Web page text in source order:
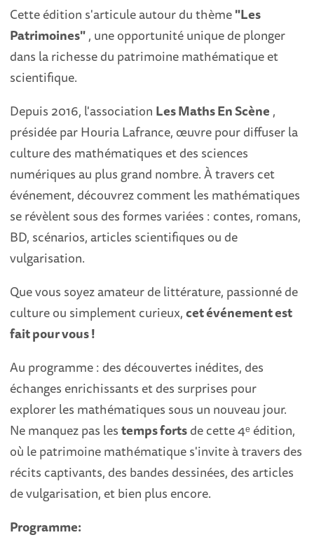
Cette édition s'articule autour du thème"Les
Patrimoines", une opportunité unique de plonger
dans la richesse du patrimoine mathématique et
scientifique.
Depuis 2016, l'association Les Maths En Scène ,
présidée par Houria Lafrance, œuvre pour diffuser la
culture des mathématiques et des sciences
numériques au plus grand nombre. À travers cet
événement, découvrez comment les mathématiques
se révèlent sous des formes variées : contes, romans,
BD, scénarios, articles scientifiques ou de
vulgarisation.
Que vous soyez amateur de littérature, passionné de
culture ou simplement curieux,cet événement est
fait pour vous !
Au programme : des découvertes inédites, des
échanges enrichissants et des surprises pour
explorer les mathématiques sous un nouveau jour.
Ne manquez pas lestemps fortsde cette 4ᵉ édition,
où le patrimoine mathématique s'invite à travers des
récits captivants, des bandes dessinées, des articles
de vulgarisation, et bien plus encore.
Programme: